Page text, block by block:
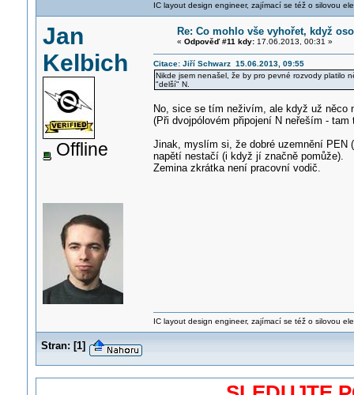
IC layout design engineer, zajímací se též o silovou
Jan
Kelbich
Offline
Re: Co mohlo vše vyhořet, když
« Odpověď #11 kdy:17.06.2013, 00:31 »
Citace: Jiří Schwarz 15.06.2013, 09:55
Nikde jsem nenašel, že by pro pevné rozvody platilo
"delší" N.
No, sice se tím neživím, ale když už něco
(Při dvojpólovém připojení N neřeším - tam
Jinak, myslím si, že dobré uzemnění
napětí nestačí (i když jí značně pomůže).
Zemina zkrátka není pracovní vodič.
IC layout design engineer, zajímací se též o silovou
Stran: [1]